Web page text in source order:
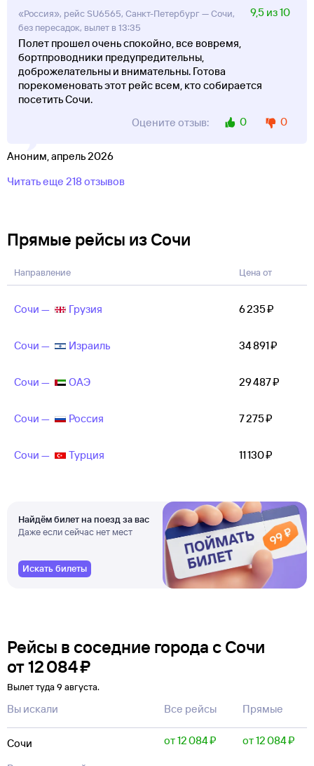
«Россия», рейс SU6565, Санкт-Петербург — Сочи,
без пересадок, вылет в 13:35
9,5 из 10
Полет прошел очень спокойно, все вовремя,
бортпроводники предупредительны,
доброжелательны и внимательны. Готова
порекоменовать этот рейс всем, кто собирается
посетить Сочи.
Оцените отзыв:
0 0
Аноним, апрель 2026
Читать еще 218 отзывов
Прямые рейсы из Сочи
Направление Цена от
Сочи — Грузия 6 ⁠235 ⁠₽
Сочи — Израиль 34 ⁠891 ⁠₽
Сочи — ОАЭ 29 ⁠487 ⁠₽
Сочи — Россия 7 ⁠275 ⁠₽
Сочи — Турция 11 ⁠130 ⁠₽
Найдём билет на поезд за вас
Даже если сейчас нет мест
Искать билеты
Рейсы в соседние города с Сочи
от12 ⁠084 ⁠₽
Вылет туда 9 августа.
Вы искали Все рейсы Прямые
Сочи от 12 ⁠084 ⁠₽ от 12 ⁠084 ⁠₽